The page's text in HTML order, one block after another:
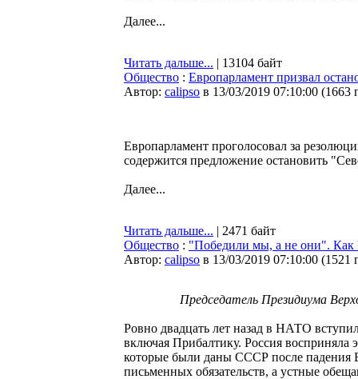
Далее...
Читать дальше... | 13104 байт
Общество : Европарламент призвал
Автор: calipso в 13/03/2019 07:10:00 (1663
Европарламент проголосовал за
содержится предложение остановить
Далее...
Читать дальше... | 2471 байт
Общество : "Победили мы, а не они".
Автор: calipso в 13/03/2019 07:10:00 (1521
Председатель Президиума
Ровно двадцать лет назад в НАТО
включая Прибалтику. Россия
которые были даны СССР после падения
письменных обязательств, а устные